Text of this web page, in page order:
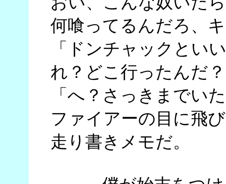
何喰ってるんだろ、
「ドンチャックとい
れ？どこ行ったんだ
「へ？さっきまでい
ファイアーの目に飛
走り書きメモだ。